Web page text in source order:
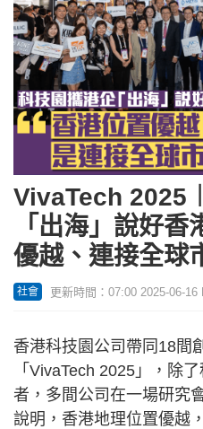
VivaTech
「出海」說好
優越、連接全球
社會 更新時間：07:00 2025-06-16
香港科技園公司帶同18間
「VivaTech 2025」，除
者，多間公司在一場研究
說明，香港地理位置優越